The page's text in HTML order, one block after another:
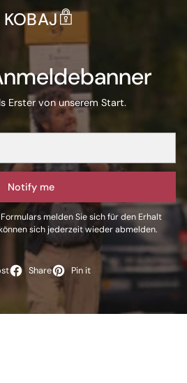
KOBAJ
Erster von unserem Start.
Notify me
melden Sie sich für den Erhalt
sich jederzeit wieder abmelden.
Share Pin it